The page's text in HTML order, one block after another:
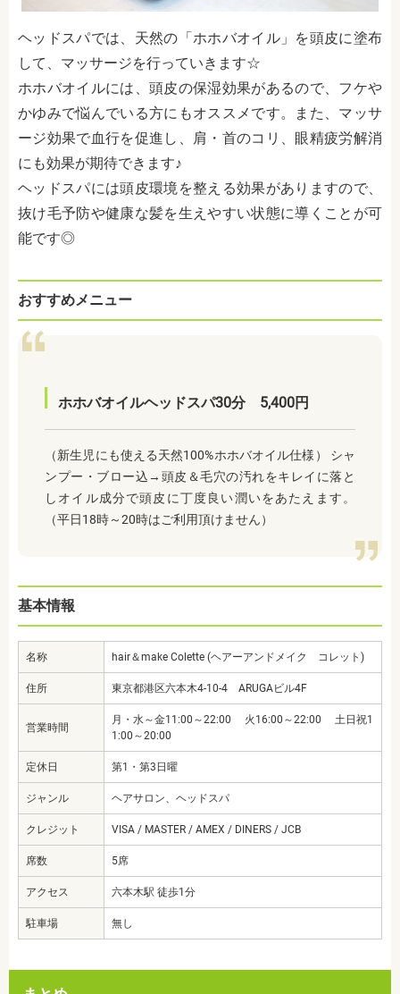
ヘッドスパでは、天然の「ホホバオイル」を頭皮に塗布
して、マッサージを行っていきます☆
ホホバオイルには、頭皮の保湿効果があるので、フケや
かゆみで悩んでいる方にもオススメです。また、マッサ
ージ効果で血行を促進し、肩・首のコリ、眼精疲労解消
にも効果が期待できます♪
ヘッドスパには頭皮環境を整える効果がありますので、
抜け毛予防や健康な髪を生えやすい状態に導くことが可
能です◎
おすすめメニュー
ホホバオイルヘッドスパ30分 5,400円
（新生児にも使える天然100%ホホバオイル仕様） シャ
ンプー・ブロー込→頭皮＆毛穴の汚れをキレイに落と
しオイル成分で頭皮に丁度良い潤いをあたえます。
（平日18時～20時はご利用頂けません）
基本情報
名称 hair＆make Colette (ヘアーアンドメイク コレット)
住所 東京都港区六本木4-10-4 ARUGAビル4F
営業時間
月・水～金11:00～22:00 火16:00～22:00 土日祝1
1:00～20:00
定休日 第1・第3日曜
ジャンル ヘアサロン、ヘッドスパ
クレジット VISA / MASTER / AMEX / DINERS / JCB
席数 5席
アクセス 六本木駅 徒歩1分
駐車場 無し